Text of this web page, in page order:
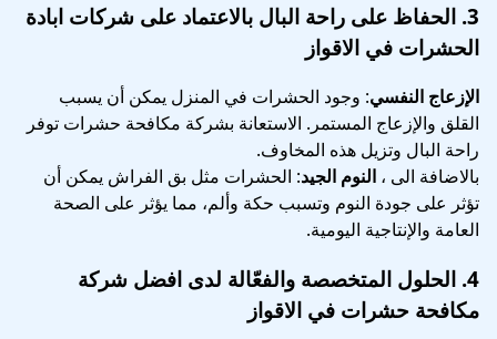
3. الحفاظ على راحة البال بالاعتماد على شركات ابادة
الحشرات في الاقواز
الإزعاج النفسي: وجود الحشرات في المنزل يمكن أن يسبب
القلق والإزعاج المستمر. الاستعانة بشركة مكافحة حشرات توفر
راحة البال وتزيل هذه المخاوف.
بالاضافة الى ، النوم الجيد: الحشرات مثل بق الفراش يمكن أن
تؤثر على جودة النوم وتسبب حكة وألم، مما يؤثر على الصحة
العامة والإنتاجية اليومية.
4. الحلول المتخصصة والفعّالة لدى افضل شركة
مكافحة حشرات في الاقواز